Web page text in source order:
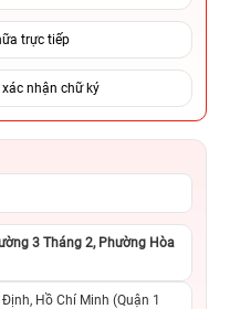
trực tiếp
nhận chữ ký
3 Tháng 2, Phường Hòa
Hồ Chí Minh (Quận 1